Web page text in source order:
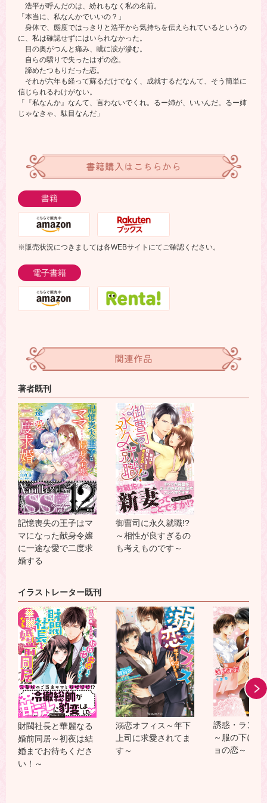
浩平が呼んだのは、紛れもなく私の名前。
「本当に、私なんかでいいの？」
身体で、態度ではっきりと浩平から気持ちを伝えられているというの
に、私は確認せずにはいられなかった。
目の奥がつんと痛み、眦に涙が滲む。
自らの驕りで失ったはずの恋。
諦めたつもりだった恋。
それが六年も経って蘇るだけでなく、成就するだなんて、そう簡単に
信じられるわけがない。
「『私なんか』なんて、言わないでくれ。るー姉が、いいんだ。るー姉
じゃなきゃ、駄目なんだ」
書籍購入はこちらから
書籍
※販売状況につきましては各WEBサイトにてご確認ください。
電子書籍
関連作品
著者既刊
記憶喪失の王子はマ
マになった献身令嬢
に一途な愛で二度求
婚する
御曹司に永久就職!?
～相性が良すぎるの
も考えものです～
イラストレーター既刊
財閥社長と華麗なる
婚前同居～初夜は結
婚までお待ちくださ
い！～
溺恋オフィス～年下
上司に求愛されてま
す～
誘惑・ランジ
～服の下には
ョの恋～